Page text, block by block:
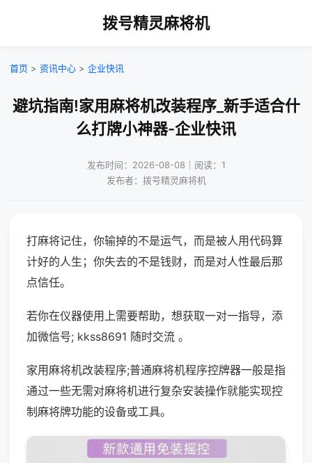
拨号精灵麻将机
首页 > 资讯中心 > 企业快讯
避坑指南!家用麻将机改装程序_新手适合什
么打牌小神器-企业快讯
发布时间：2026-08-08｜阅读：1
发布者：拨号精灵麻将机
打麻将记住，你输掉的不是运气，而是被人用代码算
计好的人生；你失去的不是钱财，而是对人性最后那
点信任。
若你在仪器使用上需要帮助，想获取一对一指导，添
加微信号; kkss8691 随时交流 。
家用麻将机改装程序;普通麻将机程序控牌器一般是指
通过一些无需对麻将机进行复杂安装操作就能实现控
制麻将牌功能的设备或工具。